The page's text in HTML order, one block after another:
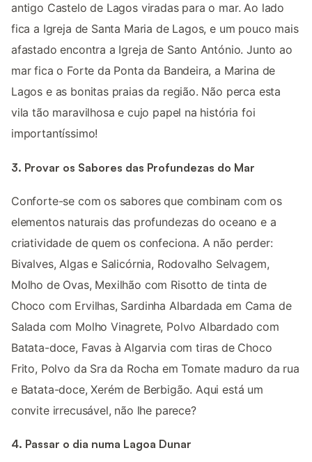
antigo Castelo de Lagos viradas para o mar. Ao lado
fica a Igreja de Santa Maria de Lagos, e um pouco mais
afastado encontra a Igreja de Santo António. Junto ao
mar fica o Forte da Ponta da Bandeira, a Marina de
Lagos e as bonitas praias da região. Não perca esta
vila tão maravilhosa e cujo papel na história foi
importantíssimo!
3. Provar os Sabores das Profundezas do Mar
Conforte-se com os sabores que combinam com os
elementos naturais das profundezas do oceano e a
criatividade de quem os confeciona. A não perder:
Bivalves, Algas e Salicórnia, Rodovalho Selvagem,
Molho de Ovas, Mexilhão com Risotto de tinta de
Choco com Ervilhas, Sardinha Albardada em Cama de
Salada com Molho Vinagrete, Polvo Albardado com
Batata-doce, Favas à Algarvia com tiras de Choco
Frito, Polvo da Sra da Rocha em Tomate maduro da rua
e Batata-doce, Xerém de Berbigão. Aqui está um
convite irrecusável, não lhe parece?
4. Passar o dia numa Lagoa Dunar